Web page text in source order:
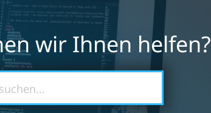
wir Ihnen helfen?